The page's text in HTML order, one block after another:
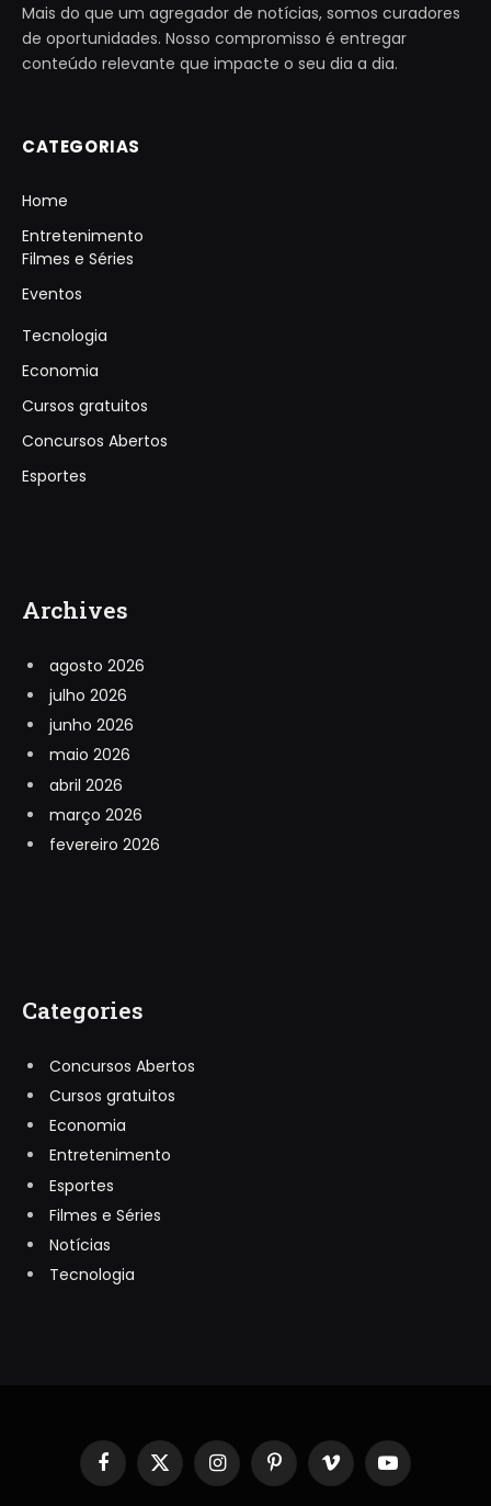
Mais do que um agregador de notícias, somos curadores
de oportunidades. Nosso compromisso é entregar
conteúdo relevante que impacte o seu dia a dia.
CATEGORIAS
Home
Entretenimento
Filmes e Séries
Eventos
Tecnologia
Economia
Cursos gratuitos
Concursos Abertos
Esportes
Archives
agosto 2026
julho 2026
junho 2026
maio 2026
abril 2026
março 2026
fevereiro 2026
Categories
Concursos Abertos
Cursos gratuitos
Economia
Entretenimento
Esportes
Filmes e Séries
Notícias
Tecnologia
Facebook
X
(Twitter)
InstagramPinterestVimeo YouTube